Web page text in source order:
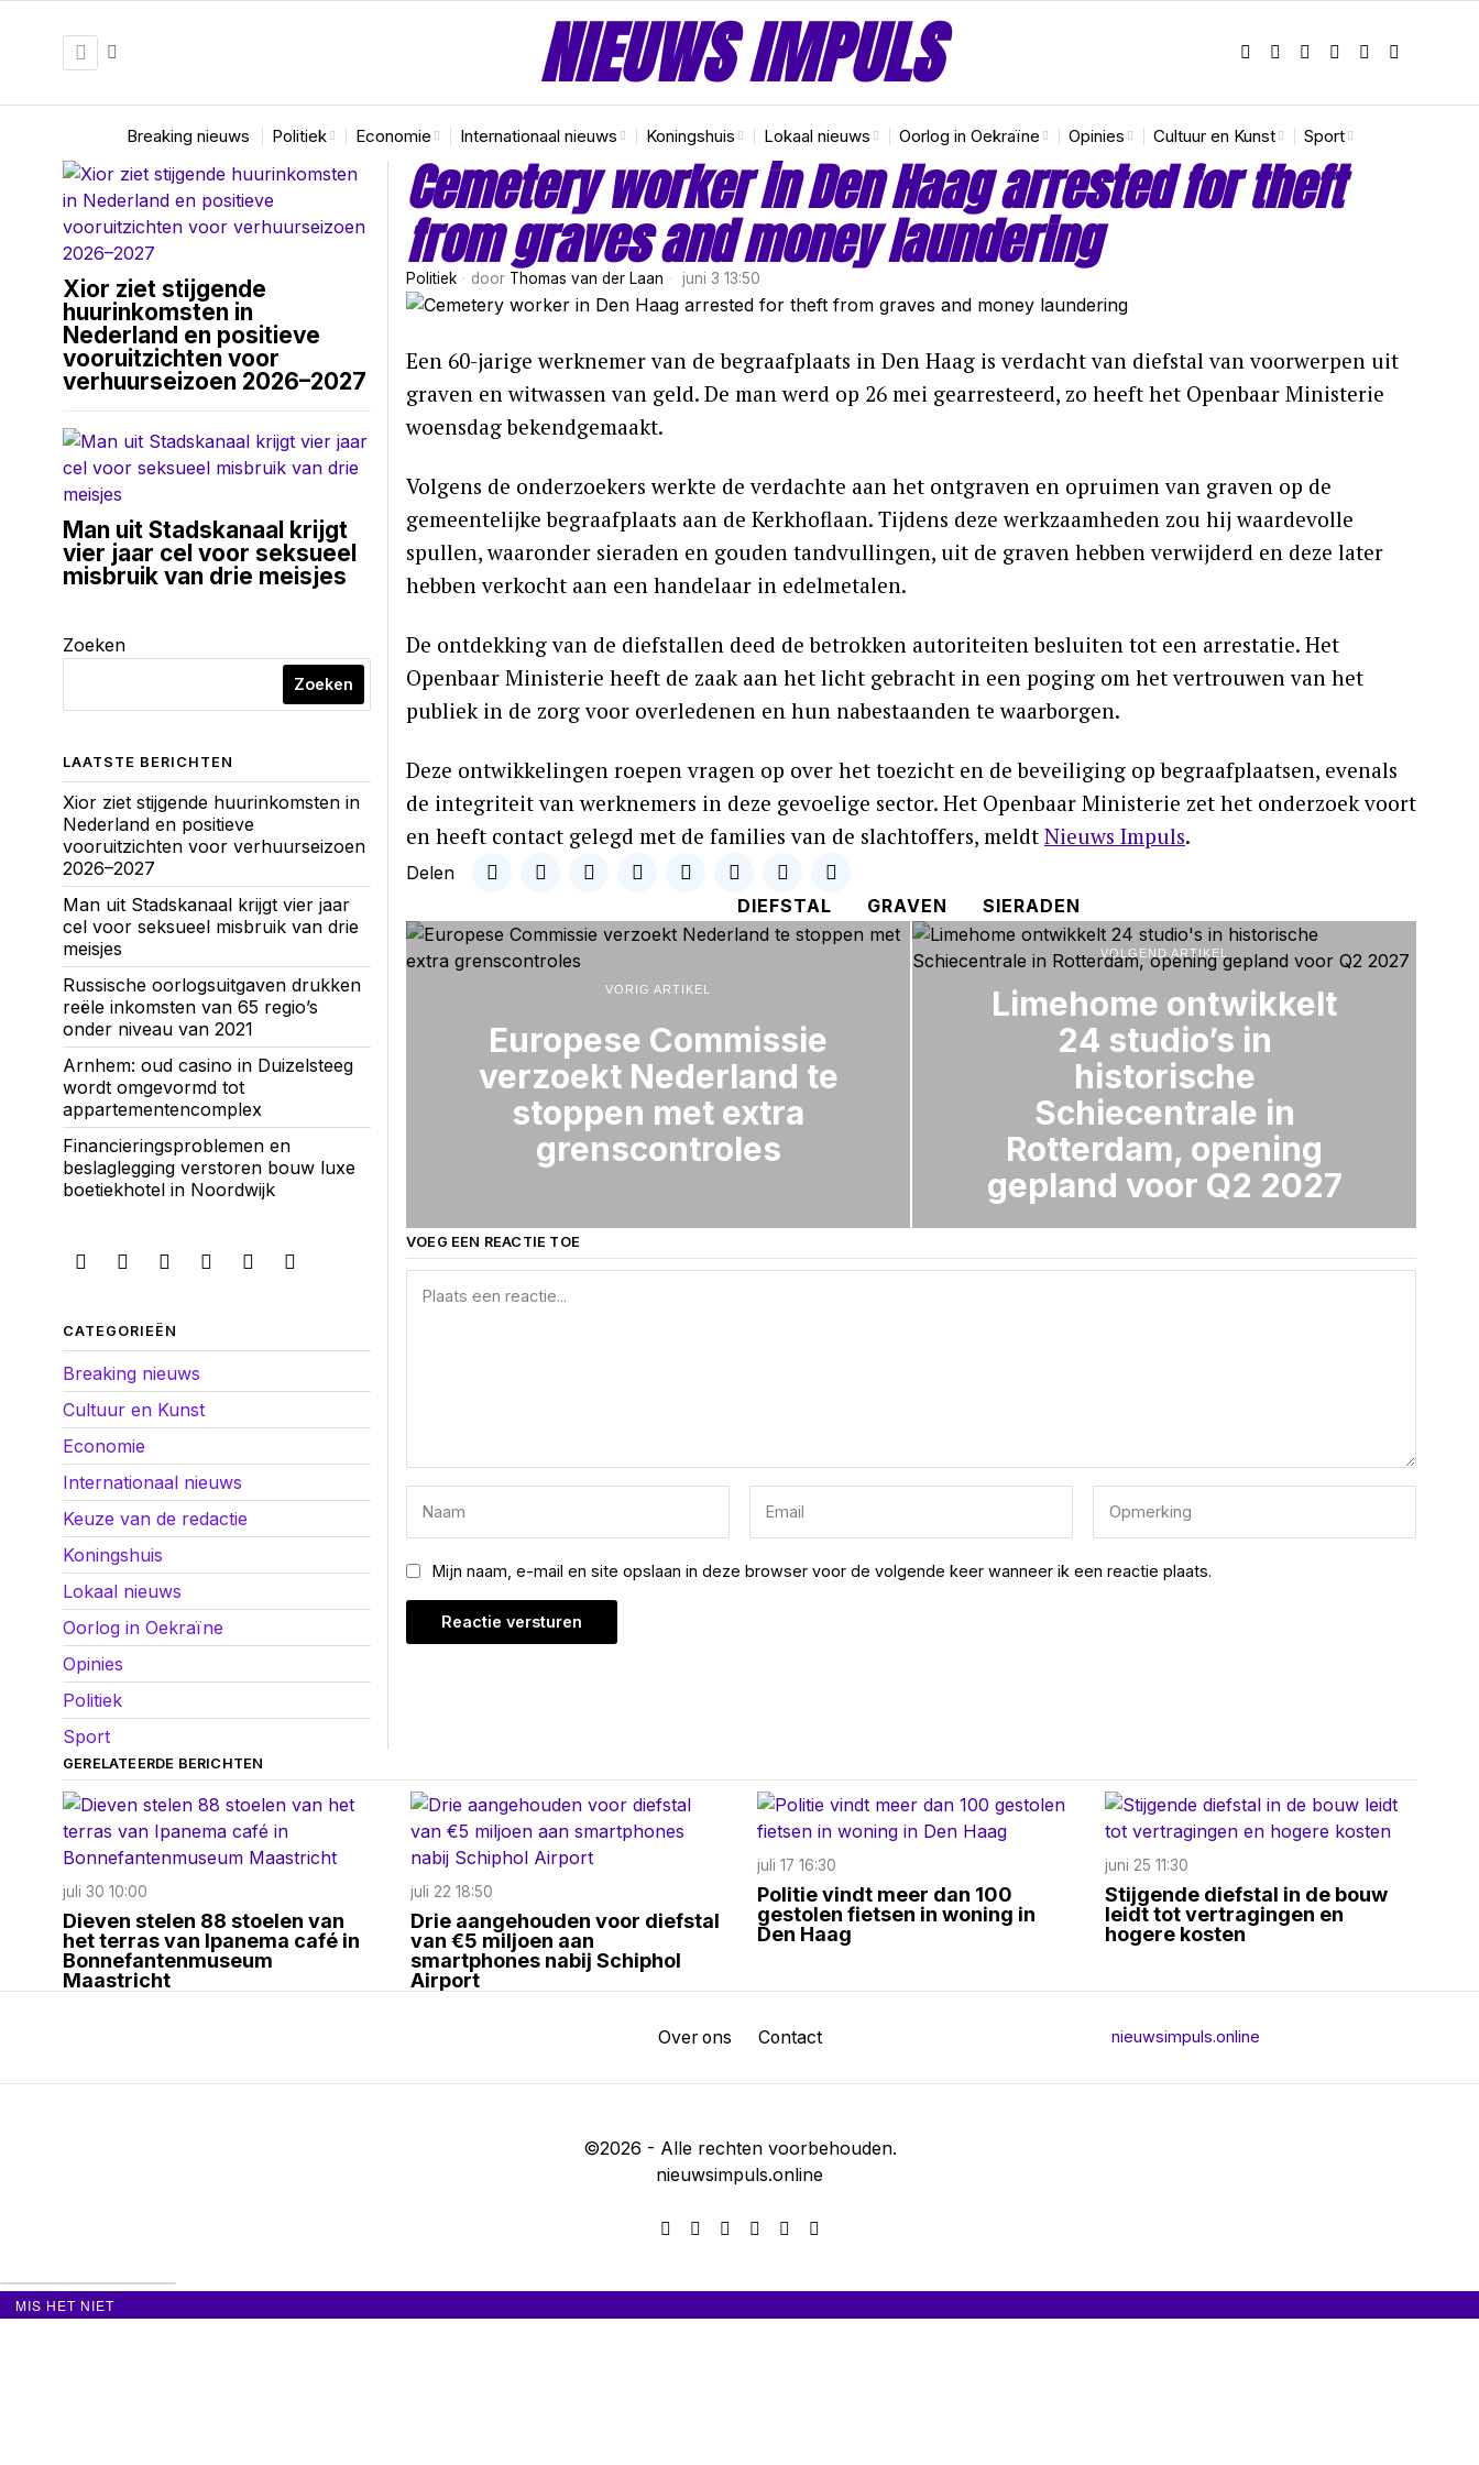
NIEUWS IMPULS
Breaking nieuws Politiek Economie Internationaal nieuws Koningshuis Lokaal nieuws Oorlog in Oekraïne Opinies Cultuur en Kunst Sport
Cemetery worker in Den Haag arrested for theft
from graves and money laundering
Politiek door Thomas van der Laan juni 3 13:50
Een 60-jarige werknemer van de begraafplaats in Den Haag is verdacht van diefstal van voorwerpen uit
graven en witwassen van geld. De man werd op 26 mei gearresteerd, zo heeft het Openbaar Ministerie
woensdag bekendgemaakt.
Volgens de onderzoekers werkte de verdachte aan het ontgraven en opruimen van graven op de
gemeentelijke begraafplaats aan de Kerkhoflaan. Tijdens deze werkzaamheden zou hij waardevolle
spullen, waaronder sieraden en gouden tandvullingen, uit de graven hebben verwijderd en deze later
hebben verkocht aan een handelaar in edelmetalen.
De ontdekking van de diefstallen deed de betrokken autoriteiten besluiten tot een arrestatie. Het
Openbaar Ministerie heeft de zaak aan het licht gebracht in een poging om het vertrouwen van het
publiek in de zorg voor overledenen en hun nabestaanden te waarborgen.
Deze ontwikkelingen roepen vragen op over het toezicht en de beveiliging op begraafplaatsen, evenals
de integriteit van werknemers in deze gevoelige sector. Het Openbaar Ministerie zet het onderzoek voort
en heeft contact gelegd met de families van de slachtoffers, meldt Nieuws Impuls.
Delen
DIEFSTAL
GRAVEN SIERADEN
VORIG ARTIKEL
Europese Commissie
verzoekt Nederland te
stoppen met extra
grenscontroles
VOLGEND ARTIKEL
Limehome ontwikkelt
24 studio’s in
historische
Schiecentrale in
Rotterdam, opening
gepland voor Q2 2027
VOEG EEN REACTIE TOE
Mijn naam, e-mail en site opslaan in deze browser voor de volgende keer wanneer ik een reactie plaats.
Xior ziet stijgende
huurinkomsten in
Nederland en positieve
vooruitzichten voor
verhuurseizoen 2026–2027
Man uit Stadskanaal krijgt
vier jaar cel voor seksueel
misbruik van drie meisjes
Zoeken
Zoeken
LAATSTE BERICHTEN
Xior ziet stijgende huurinkomsten in
Nederland en positieve
vooruitzichten voor verhuurseizoen
2026–2027
Man uit Stadskanaal krijgt vier jaar
cel voor seksueel misbruik van drie
meisjes
Russische oorlogsuitgaven drukken
reële inkomsten van 65 regio’s
onder niveau van 2021
Arnhem: oud casino in Duizelsteeg
wordt omgevormd tot
appartementencomplex
Financieringsproblemen en
beslaglegging verstoren bouw luxe
boetiekhotel in Noordwijk
CATEGORIEËN
Breaking nieuws
Cultuur en Kunst
Economie
Internationaal nieuws
Keuze van de redactie
Koningshuis
Lokaal nieuws
Oorlog in Oekraïne
Opinies
Politiek
Sport
GERELATEERDE BERICHTEN
juli 30 10:00
Dieven stelen 88 stoelen van
het terras van Ipanema café in
Bonnefantenmuseum
Maastricht
juli 22 18:50
Drie aangehouden voor diefstal
van €5 miljoen aan
smartphones nabij Schiphol
Airport
juli 17 16:30
Politie vindt meer dan 100
gestolen fietsen in woning in
Den Haag
juni 25 11:30
Stijgende diefstal in de bouw
leidt tot vertragingen en
hogere kosten
Over ons Contact nieuwsimpuls.online
©2026 - Alle rechten voorbehouden.
nieuwsimpuls.online
MIS HET NIET